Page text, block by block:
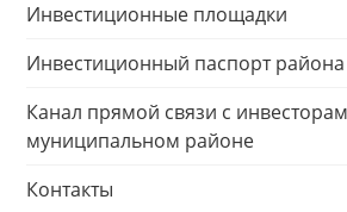
Инвестиционные площадки
Инвестиционный паспорт района
Канал прямой связи с
муниципальном районе
Контакты